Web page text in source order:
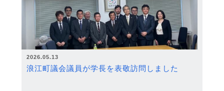
2026.05.13
浪江町議会議員が学長を表敬訪問しました